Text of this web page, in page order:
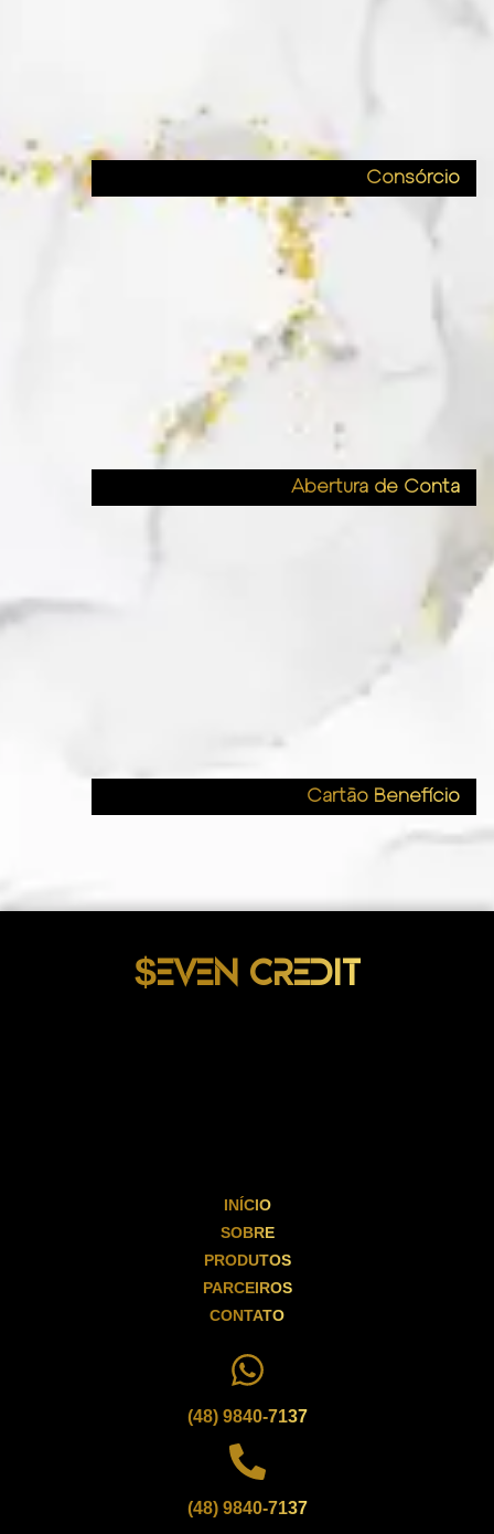
Consórcio
Abertura de Conta
Cartão Benefício
$EVEN CREDIT
INÍCIO
SOBRE
PRODUTOS
PARCEIROS
CONTATO
(48) 9840-7137
(48) 9840-7137